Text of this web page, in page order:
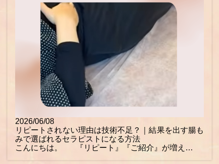
2026/06/08
リピートされない理由は技術不足？｜結果を出す腸も
みで選ばれるセラピストになる方法
こんにちは。 『リピート』『ご紹介』が増え…